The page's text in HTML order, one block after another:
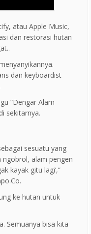
atau Apple Music,
dan restorasi hutan
dan keyboardist
“Dengar Alam
sekitarnya.
sesuatu yang
ngobrol, alam pengen
kayak gitu lagi’,”
ke hutan untuk
Semuanya bisa kita